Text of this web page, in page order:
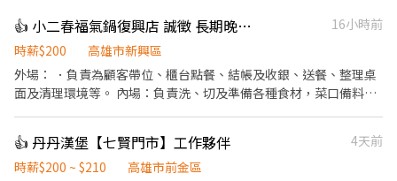
👍 小二春福氣鍋復興店 誠徵 長期晚班工作人員
16小時前
時薪$200
高雄市新興區
外場： ．負責為顧客帶位、櫃台點餐、結帳及收銀、送餐、整理桌
面及清理環境等。 內場：負責洗、切及準備各種食材，菜口備料、
👍 丹丹漢堡【七賢門市】工作夥伴
4天前
時薪$200 ~ $210
高雄市前金區